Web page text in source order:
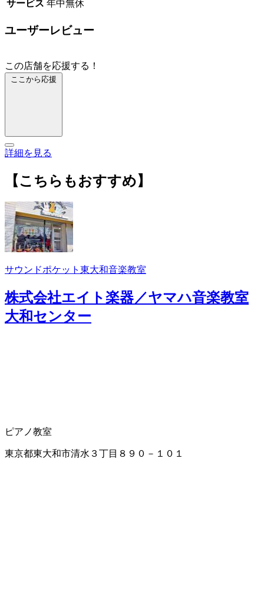
サービス 年中無休
ユーザーレビュー
この店舗を応援する！
ここから応援
詳細を見る
【こちらもおすすめ】
サウンドポケット東大和音楽教室
株式会社エイト楽器／ヤマハ音楽教室
大和センター
ピアノ教室
東京都東大和市清水３丁目８９０－１０１